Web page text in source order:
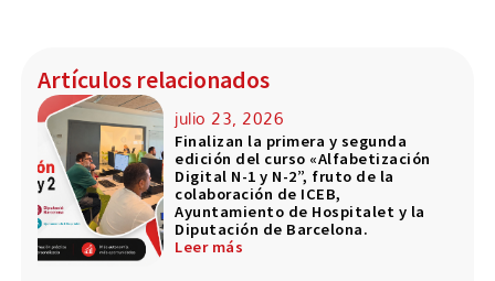
Artículos relacionados
julio 23, 2026
Finalizan la primera y segunda
edición del curso «Alfabetización
Digital N-1 y N-2”, fruto de la
colaboración de ICEB,
Ayuntamiento de Hospitalet y la
Diputación de Barcelona.
Leer más